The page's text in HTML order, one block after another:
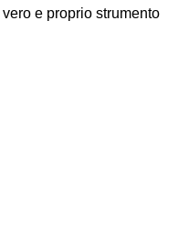
e proprio strumento